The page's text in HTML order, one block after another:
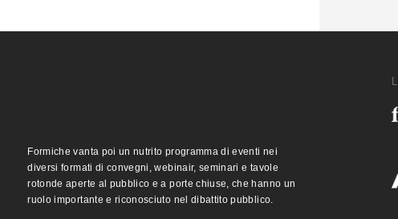
Formiche vanta poi un nutrito programma di eventi nei
diversi formati di convegni, webinair, seminari e tavole
rotonde aperte al pubblico e a porte chiuse, che hanno un
ruolo importante e riconosciuto nel dibattito pubblico.